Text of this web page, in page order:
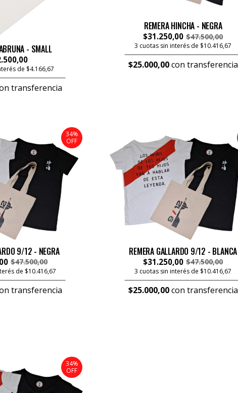
- SMALL
de $4.166,67
transferencia
REMERA HINCHA - NEGRA
$31.250,00 $47.500,00
3 cuotas sin interés de $10.416,67
$25.000,00con transferencia
34%
OFF
9/12 - NEGRA
$47.500,00
de $10.416,67
transferencia
REMERA GALLARDO 9/12 - BLANCA
$31.250,00 $47.500,00
3 cuotas sin interés de $10.416,67
$25.000,00con transferencia
34%
OFF